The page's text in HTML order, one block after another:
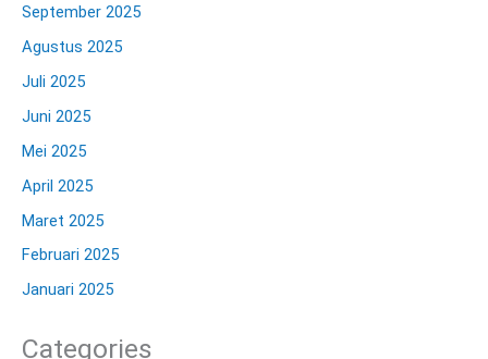
September 2025
Agustus 2025
Juli 2025
Juni 2025
Mei 2025
April 2025
Maret 2025
Februari 2025
Januari 2025
Categories